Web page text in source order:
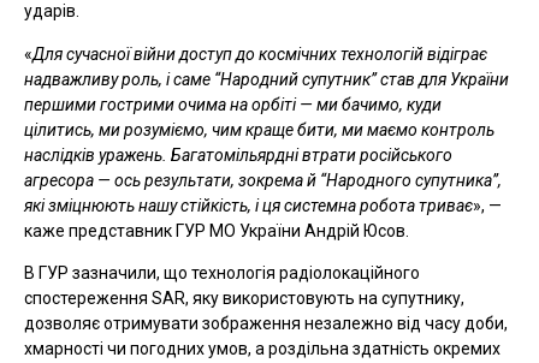
ударів.
«Для сучасної війни доступ до космічних технологій відіграє
надважливу роль, і саме “Народний супутник” став для України
першими гострими очима на орбіті — ми бачимо, куди
цілитись, ми розуміємо, чим краще бити, ми маємо контроль
наслідків уражень. Багатомільярдні втрати російського
агресора — ось результати, зокрема й “Народного супутника”,
які зміцнюють нашу стійкість, і ця системна робота триває», —
каже представник ГУР МО України Андрій Юсов.
В ГУР зазначили, що технологія радіолокаційного
спостереження SAR, яку використовують на супутнику,
дозволяє отримувати зображення незалежно від часу доби,
хмарності чи погодних умов, а роздільна здатність окремих